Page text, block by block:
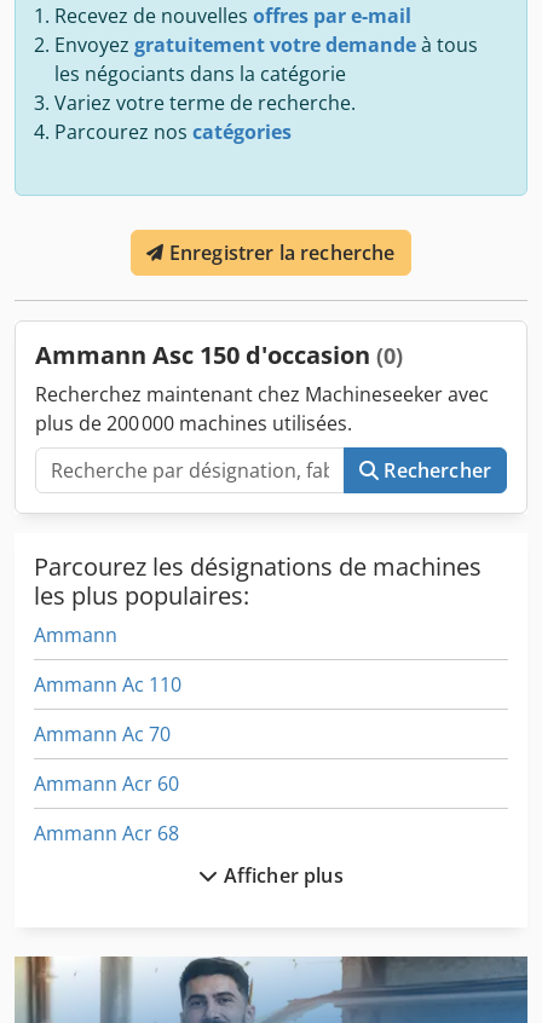
Recevez de nouvelles offres par e-mail
Envoyez gratuitement votre demandeà tous
les négociants dans la catégorie
Variez votre terme de recherche.
Parcourez nos catégories
Enregistrer la recherche
Ammann Asc 150 d'occasion (0)
Recherchez maintenant chez Machineseeker avec
plus de 200 000 machines utilisées.
Rechercher
Parcourez les désignations de machines
les plus populaires:
Ammann
Ammann Ac 110
Ammann Ac 70
Ammann Acr 60
Ammann Acr 68
Ammann Av 12
Afficher plus